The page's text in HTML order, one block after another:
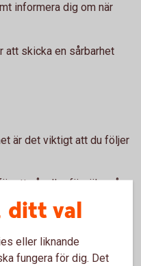
informera dig om när
att skicka en sårbarhet
är det viktigt att du följer
att nå, eller försöka nå
att ta bort eller
på våra tjänster genom
ditt val
eller liknande
fungera för dig. Det